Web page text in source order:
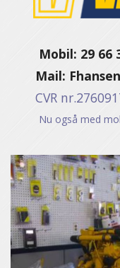
Mobil: 29 66
Mail:
CVR
Nu også med